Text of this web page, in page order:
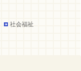
社会福祉